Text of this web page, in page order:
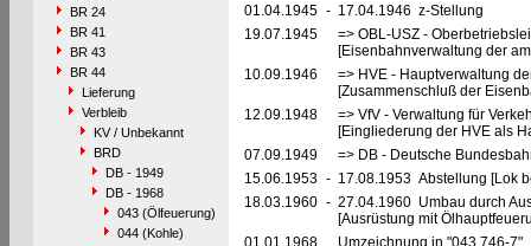
BR 24
BR 41
BR 43
BR 44
Lieferung
Verbleib
KV / Unbekannt
BRD
DB - 1949
DB - 1968
043 (Ölfeuerung)
044 (Kohle)
01.04.1945 - 17.04.1946 z-Stellung
19.07.1945
=> OBL-USZ -
[Eisenbahnverwaltung der
10.09.1946
=> HVE - Hauptverwaltung
[Zusammenschluß der
12.09.1948
=> VfV - Verwaltung für
[Eingliederung der HVE als
07.09.1949
=> DB - Deutsche
15.06.1953 - 17.08.1953 Abstellung [Lok
18.03.1960 - 27.04.1960 Umbau durch
[Ausrüstung mit
01.01.1968
Umzeichnung in "043 746-7"